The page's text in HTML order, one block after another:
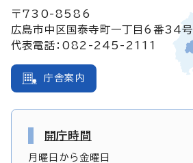
〒730-8586
広島市中区国泰寺町一丁目6番34号
代表電話：082-245-2111
庁舎案内
開庁時間
月曜日から金曜日